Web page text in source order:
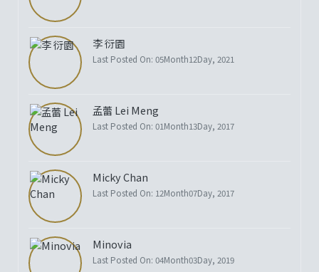
李 衍園
Last Posted On: 05Month12Day, 2021
孟蕾 Lei Meng
Last Posted On: 01Month13Day, 2017
Micky Chan
Last Posted On: 12Month07Day, 2017
Minovia
Last Posted On: 04Month03Day, 2019